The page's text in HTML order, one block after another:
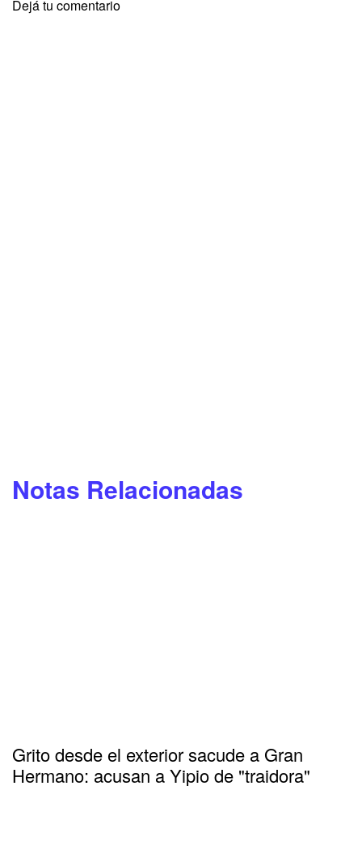
Dejá tu comentario
Notas Relacionadas
Grito desde el exterior sacude a Gran
Hermano: acusan a Yipio de "traidora"